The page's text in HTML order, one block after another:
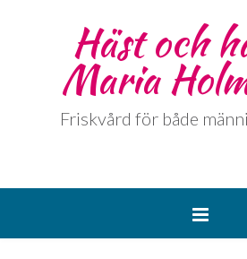
Häst och
Maria
Friskvård för både